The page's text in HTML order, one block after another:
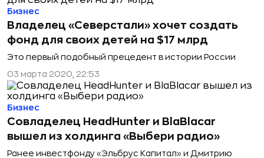
Владелец «Северстали» хочет создать
фонд для своих детей на $17 млрд
Это первый подобный прецедент в истории России
Бизнес
03 марта 2020, 22:53
Совладелец HeadHunter и BlaBlacar
вышел из холдинга «Выбери радио»
Ранее инвестфонду «Эльбрус Капитал» и Дмитрию
Бизнес